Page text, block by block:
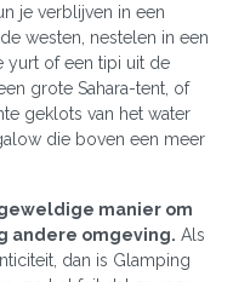
je verblijven in een
westen, nestelen in een
yurt of een tipi uit de
grote Sahara-tent, of
geklots van het water
die boven een meer
manier om
andere omgeving. Als
dan is Glamping